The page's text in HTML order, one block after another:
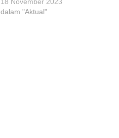
18 November 2023
dalam "Aktual"